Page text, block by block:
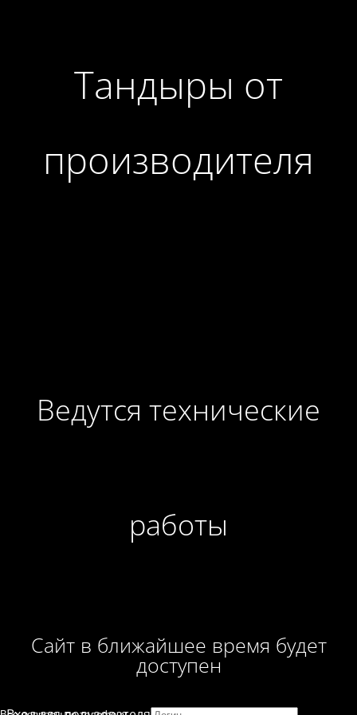
Тандыры от
производителя
Ведутся технические
работы
Сайт в ближайшее время будет
доступен